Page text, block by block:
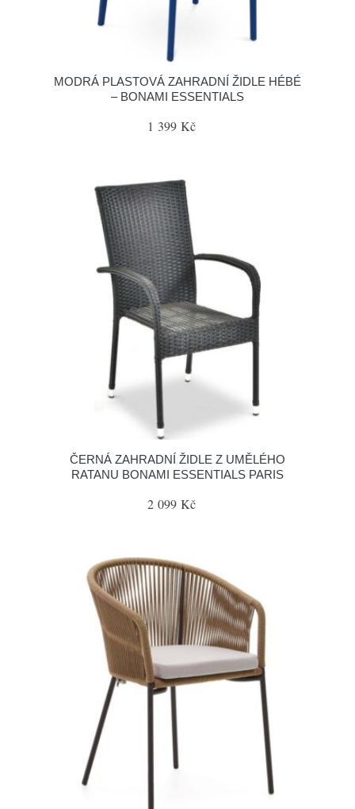
MODRÁ PLASTOVÁ ZAHRADNÍ ŽIDLE HÉBÉ
– BONAMI ESSENTIALS
1 399 Kč
ČERNÁ ZAHRADNÍ ŽIDLE Z UMĚLÉHO
RATANU BONAMI ESSENTIALS PARIS
2 099 Kč